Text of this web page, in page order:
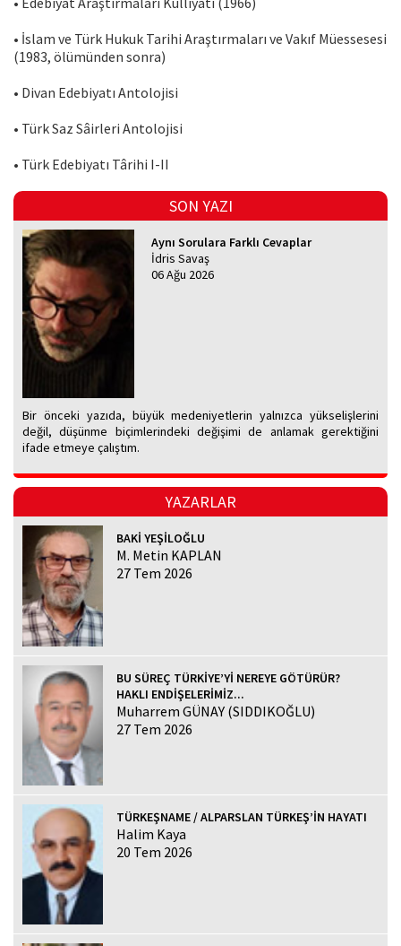
• İslam ve Türk Hukuk Tarihi Araştırmaları ve Vakıf Müessesesi
(1983, ölümünden sonra)
• Divan Edebiyatı Antolojisi
• Türk Saz Sâirleri Antolojisi
• Türk Edebiyatı Târihi I-II
SON YAZI
Aynı Sorulara Farklı Cevaplar
İdris Savaş
06 Ağu 2026
Bir önceki yazıda, büyük medeniyetlerin yalnızca yükselişlerini
değil, düşünme biçimlerindeki değişimi de anlamak gerektiğini
ifade etmeye çalıştım.
YAZARLAR
BAKİ YEŞİLOĞLU
M. Metin KAPLAN
27 Tem 2026
BU SÜREÇ TÜRKİYE’Yİ NEREYE GÖTÜRÜR?
HAKLI ENDİŞELERİMİZ...
Muharrem GÜNAY (SIDDIKOĞLU)
27 Tem 2026
TÜRKEŞNAME / ALPARSLAN TÜRKEŞ’İN HAYATI
Halim Kaya
20 Tem 2026